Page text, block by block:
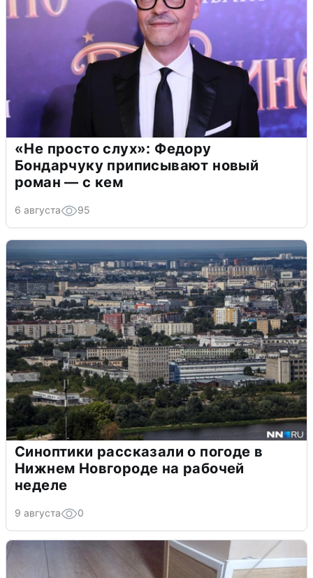
«Не просто слух»: Федору
Бондарчуку приписывают новый
роман — с кем
6 августа 95
Синоптики рассказали о погоде в
Нижнем Новгороде на рабочей
неделе
9 августа 0